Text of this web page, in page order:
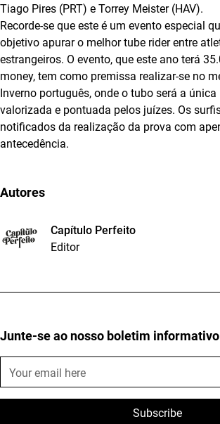
Tiago Pires (PRT) e Torrey Meister (HAV).
Recorde-se que este é um evento especial
objetivo apurar o melhor tube rider entre
estrangeiros. O evento, que este ano terá
money, tem como premissa realizar-se no
Inverno português, onde o tubo será a
valorizada e pontuada pelos juízes. Os
notificados da realização da prova com
antecedência.
Autores
Capítulo Perfeito
Editor
Junte-se ao nosso boletim informativo